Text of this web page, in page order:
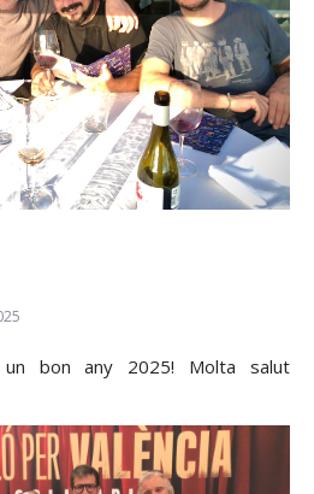
bon any 2025! Molta salut